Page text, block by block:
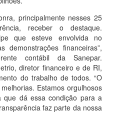
principalmente nesses 25
receber o destaque.
que esteve envolvida no
demonstrações financeiras”,
contábil da Sanepar.
diretor financeiro e de RI,
do trabalho de todos. “O
Estamos orgulhosos
que dá essa condição para a
faz parte da nossa